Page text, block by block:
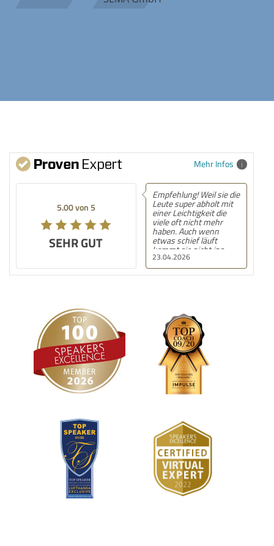
Mehr Infos
5.00 von 5
SEHR GUT
23.04.2026
Empfehlung! Weil sie die
Leute super abholt mit
einer Leichtigkeit die
viele oft nicht mehr
haben. Auch wenn
etwas schief läuft
kommt sie nicht ins
stottern oder verliert
den Faden, sie nimmt es
mit in ihre Vorstellung